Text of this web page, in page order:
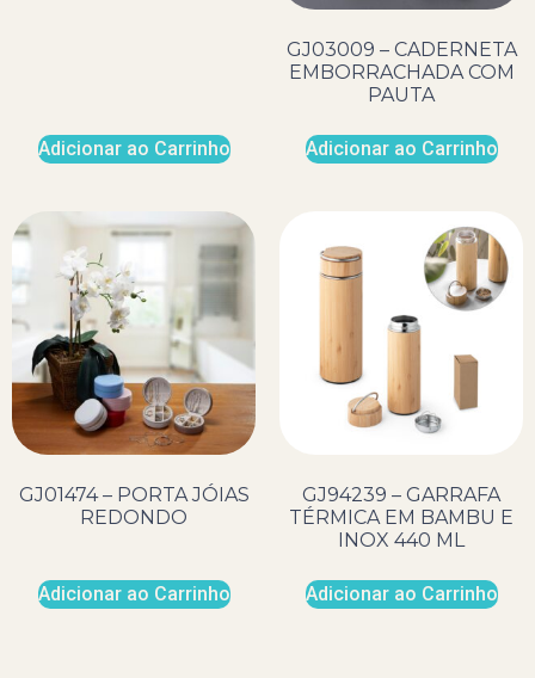
Adicionar ao Carrinho
GJ03009 – CADERNETA
EMBORRACHADA COM
PAUTA
Adicionar ao Carrinho
GJ01474 – PORTA JÓIAS
REDONDO
Adicionar ao Carrinho
GJ94239 – GARRAFA
TÉRMICA EM BAMBU E
INOX 440 ML
Adicionar ao Carrinho